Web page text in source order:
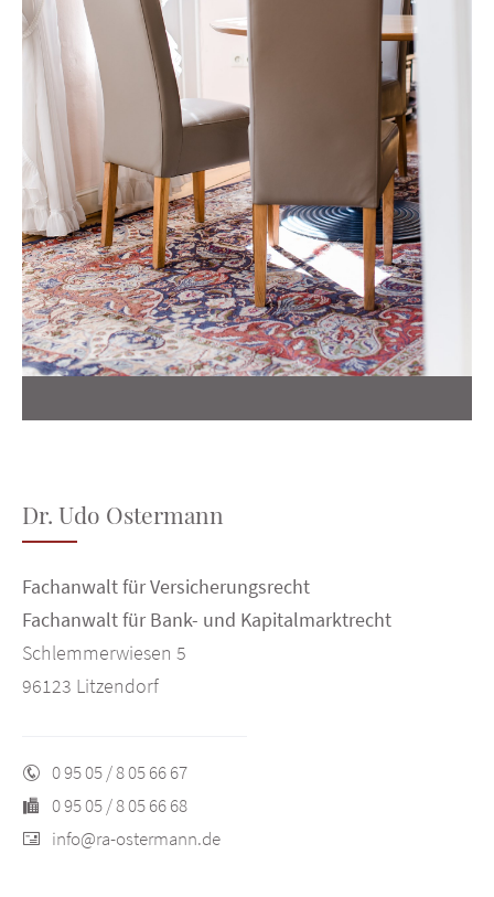
Dr. Udo Ostermann
Fachanwalt für Versicherungsrecht
Fachanwalt für Bank- und Kapitalmarktrecht
Schlemmerwiesen 5
96123 Litzendorf
0 95 05 / 8 05 66 67
0 95 05 / 8 05 66 68
info@ra-ostermann.de